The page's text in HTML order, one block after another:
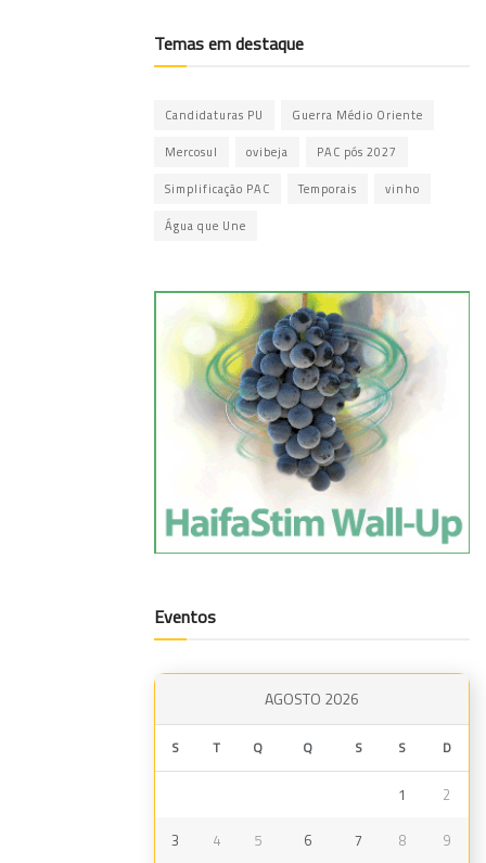
Temas em destaque
Candidaturas PU Guerra Médio Oriente
Mercosul ovibeja PAC pós 2027
Simplificação PAC Temporais vinho
Água que Une
Eventos
AGOSTO 2026
S T Q Q S S D
1 2
3 4 5 6 7 8 9